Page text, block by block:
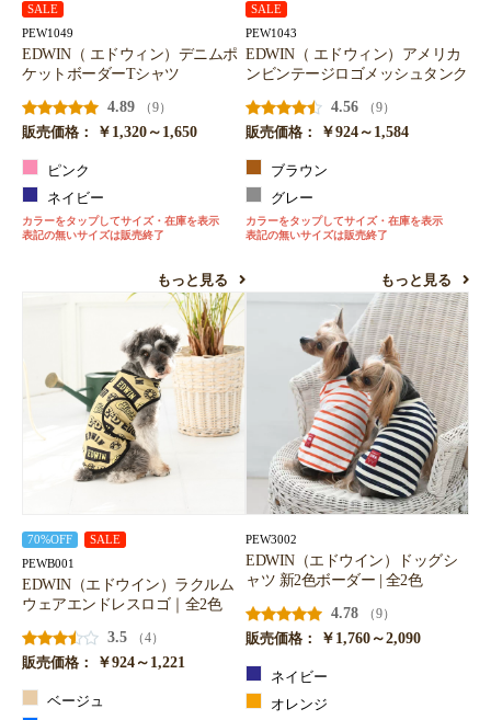
SALE
PEW1049
EDWIN（ エドウィン）デニムポ
ケットボーダーTシャツ
4.89
（9）
販売価格：
￥1,320～1,650
ピンク
ネイビー
カラーをタップしてサイズ・在庫を表示
表記の無いサイズは販売終了
もっと見る
SALE
PEW1043
EDWIN（ エドウィン）アメリカ
ンビンテージロゴメッシュタンク
4.56
（9）
販売価格：
￥924～1,584
ブラウン
グレー
カラーをタップしてサイズ・在庫を表示
表記の無いサイズは販売終了
もっと見る
70%OFF SALE
PEWB001
EDWIN（エドウイン）ラクルム
ウェアエンドレスロゴ｜全2色
3.5
（4）
販売価格：
￥924～1,221
ベージュ
PEW3002
EDWIN（エドウイン）ドッグシ
ャツ 新2色ボーダー | 全2色
4.78
（9）
販売価格：
￥1,760～2,090
ネイビー
オレンジ